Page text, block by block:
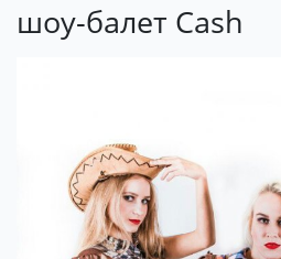
шоу-балет Cash